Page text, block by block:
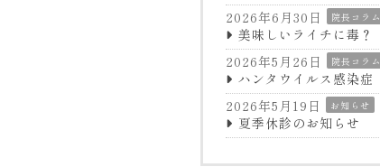
2026年6月30日
院長コラム
美味しいライチに毒？
2026年5月26日
院長コラム
ハンタウイルス感染症
2026年5月19日
お知らせ
夏季休診のお知らせ